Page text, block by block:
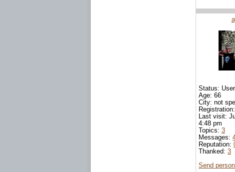
Status:
Age: 66
City: not
Last visit:
4:48 pm
Topics: 3
Messages:
Reputation:
Thanked: 3
Send